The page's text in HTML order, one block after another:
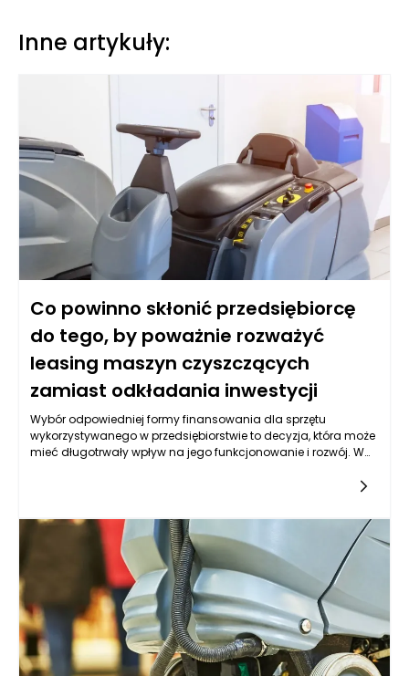
Inne artykuły:
Co powinno skłonić przedsiębiorcę
do tego, by poważnie rozważyć
leasing maszyn czyszczących
zamiast odkładania inwestycji
Wybór odpowiedniej formy finansowania dla sprzętu
wykorzystywanego w przedsiębiorstwie to decyzja, która może
mieć długotrwały wpływ na jego funkcjonowanie i rozwój. W
bardziej popularnym rozwiązaniem wśród przedsiębiorców,
wykorzystania nowoczesnych technologii w swoich
firmach. Leasing maszyn czyszczących jako sposób na
pozyskanie niezbędnego sprzętu staje się rozsądniejszą
alternatywą w porównaniu z odkładaniem inwestycji, która
może prowadzić do opóźnienia w osiąganiu zamierzonych
celów i zwiększenia konkurencyjności na rynku. Decyzja o
leasingu może przynieść wiele korzyści, które mogą być
kluczowe dla sukcesu każdej firmy.